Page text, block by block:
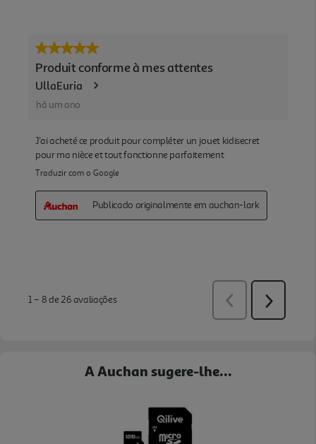
A Auchan sugere-lhe...